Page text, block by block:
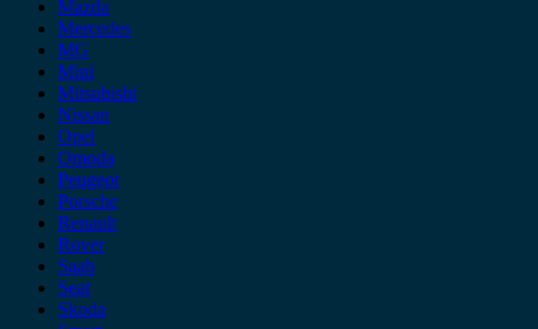
Mazda
Mercedes
MG
Mini
Mitsubishi
Nissan
Opel
Omoda
Peugeot
Porsche
Renault
Rover
Saab
Seat
Skoda